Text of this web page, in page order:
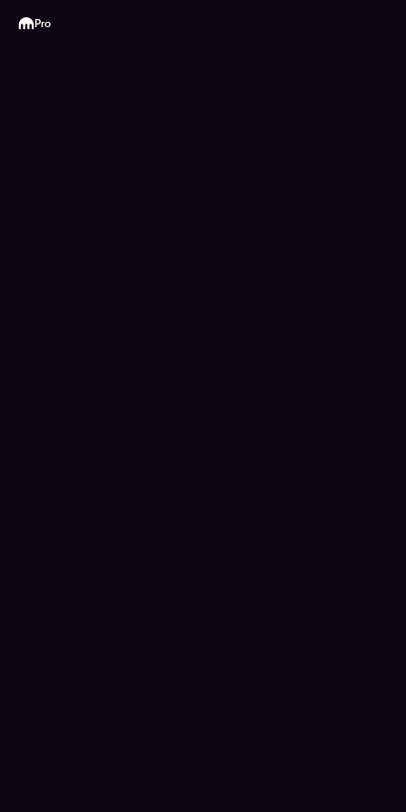
Kraken
Pro